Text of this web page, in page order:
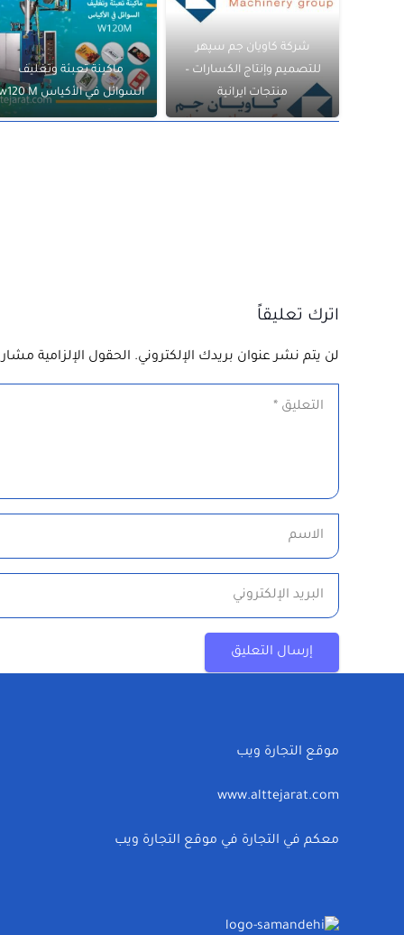
شركة كاويان جم سپهر
للتصميم وإنتاج الكسارات –
منتجات ايرانية
ماكينة تعبئة وتغليف
السوائل في الأكياس w120 M
اترك تعليقاً
لن يتم نشر عنوان بريدك الإلكتروني. الحقول الإلزامية مشار
إرسال التعليق
موقع التجارة ويب
www.alttejarat.com
معكم في التجارة في موقع التجارة ويب